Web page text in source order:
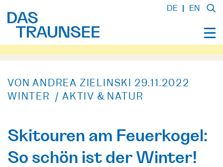
DE EN
VON ANDREA ZIELINSKI 29.11.2022
WINTER / AKTIV & NATUR
Skitouren am Feuerkogel:
So schön ist der Winter!